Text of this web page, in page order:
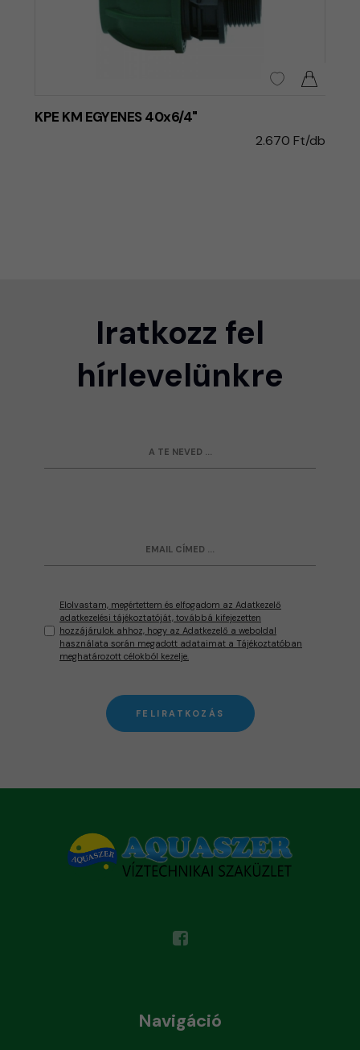
KPE KM EGYENES 40x6/4"
2.670 Ft/db
Iratkozz fel
hírlevelünkre
Elolvastam, megértettem és elfogadom az Adatkezelő
adatkezelési tájékoztatóját, továbbá kifejezetten
hozzájárulok ahhoz, hogy az Adatkezelő a weboldal
használata során megadott adataimat a Tájékoztatóban
meghatározott célokból kezelje.
FELIRATKOZÁS
Navigáció